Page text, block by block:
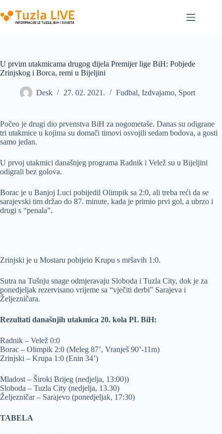
to
content
U prvim utakmicama drugog dijela Premijer lige BiH: Pobjede
Zrinjskog i Borca, remi u Bijeljini
Desk 27. 02. 2021. Fudbal, Izdvajamo, Sport
Počeo je drugi dio prvenstva BiH za nogometaše. Danas su odigrane
tri utakmice u kojima su domači timovi osvojili sedam bodova, a gosti
samo jedan.
U prvoj utakmici današnjeg programa Radnik i Velež su u Bijeljini
odigrali bez golova.
Borac je u Banjoj Luci pobijedil Olimpik sa 2:0, ali treba reći da se
sarajevski tim držao do 87. minute, kada je primio prvi gol, a ubrzo i
drugi s “penala”.
Zrinjski je u Mostaru pobijeio Krupu s mršavih 1:0.
Sutra na Tušnju snage odmjeravaju Sloboda i Tuzla City, dok je za
ponedjeljak rezervisano vrijeme sa “vječiti derbi” Sarajeva i
Željezničara.
Rezultati današnjih utakmica 20. kola PL BiH:
Radnik – Velež 0:0
Borac – Olimpik 2:0 (Meleg 87’, Vranješ 90’-11m)
Zrinjski – Krupa 1:0 (Enin 34’)
Mladost – Široki Brijeg (nedjelja, 13:00))
Sloboda – Tuzla City (nedjelja, 13.30)
Željezničar – Sarajevo (ponedjeljak, 17:30)
TABELA